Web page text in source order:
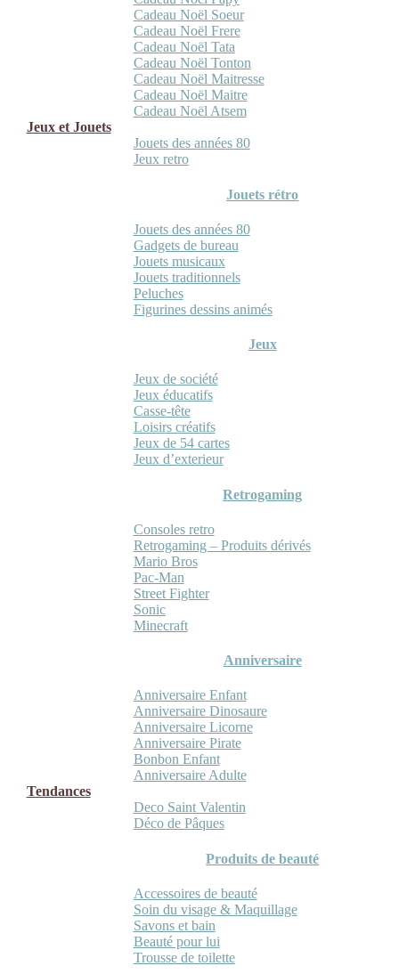
Cadeau Noël Soeur
Cadeau Noël Frere
Cadeau Noël Tata
Cadeau Noël Tonton
Cadeau Noël Maitresse
Cadeau Noël Maitre
Cadeau Noël Atsem
Jeux et Jouets
Jouets des années 80
Jeux retro
Jouets rétro
Jouets des années 80
Gadgets de bureau
Jouets musicaux
Jouets traditionnels
Peluches
Figurines dessins animés
Jeux
Jeux de société
Jeux éducatifs
Casse-tête
Loisirs créatifs
Jeux de 54 cartes
Jeux d’exterieur
Retrogaming
Consoles retro
Retrogaming – Produits dérivés
Mario Bros
Pac-Man
Street Fighter
Sonic
Minecraft
Anniversaire
Anniversaire Enfant
Anniversaire Dinosaure
Anniversaire Licorne
Anniversaire Pirate
Bonbon Enfant
Anniversaire Adulte
Tendances
Deco Saint Valentin
Déco de Pâques
Produits de beauté
Accessoires de beauté
Soin du visage & Maquillage
Savons et bain
Beauté pour lui
Trousse de toilette